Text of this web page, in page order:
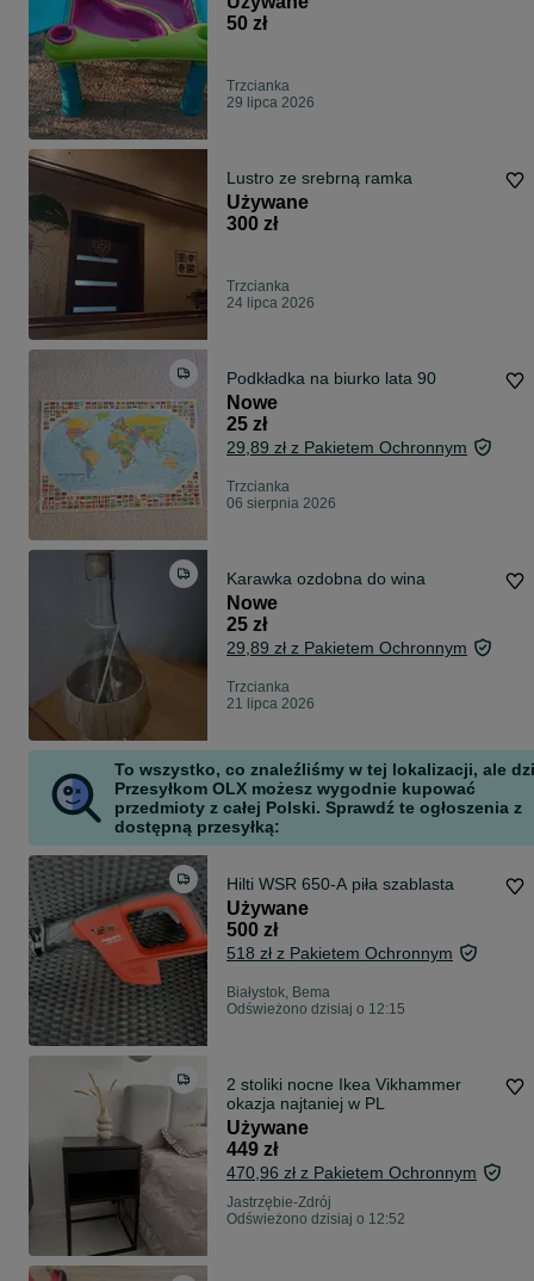
50 zł
Trzcianka
29 lipca 2026
Lustro ze srebrną ramka
Używane
300 zł
Trzcianka
24 lipca 2026
Podkładka na biurko lata 90
Nowe
25 zł
29,89 zł z Pakietem Ochronnym
Trzcianka
06 sierpnia 2026
Karawka ozdobna do wina
Nowe
25 zł
29,89 zł z Pakietem Ochronnym
Trzcianka
21 lipca 2026
To wszystko, co znaleźliśmy w tej lokalizacji, ale
Przesyłkom OLX możesz wygodnie kupować
przedmioty z całej Polski. Sprawdź te ogłoszenia z
dostępną przesyłką:
Hilti WSR 650-A piła szablasta
Używane
500 zł
518 zł z Pakietem Ochronnym
Białystok, Bema
Odświeżono dzisiaj o 12:15
2 stoliki nocne Ikea Vikhammer
okazja najtaniej w PL
Używane
449 zł
470,96 zł z Pakietem Ochronnym
Jastrzębie-Zdrój
Odświeżono dzisiaj o 12:52